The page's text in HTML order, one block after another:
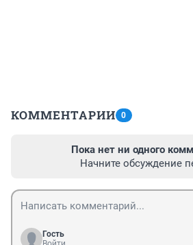
КОММЕНТАРИИ 0
Пока нет ни одного
Начните обсуждение
Гость